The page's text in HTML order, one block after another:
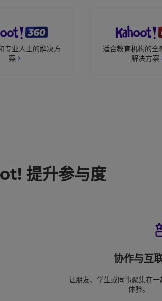
专业人士的解决方
案
适合教育机构的全
解决方案
提升参与度
协作与互
让朋友、学生或同事聚集在
体验。